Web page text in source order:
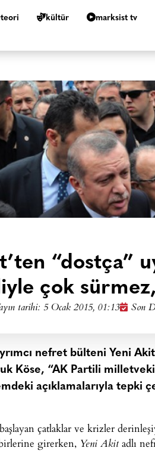
teori kültür marksist tv
“dostça”
çok
tarihi: 5 Ocak 2015, 01:13 Son
nefret bülteni Yeni
Köse, “AK Partili
açıklamalarıyla tepki
çatlaklar ve krizler
girerken, Yeni Akit adlı